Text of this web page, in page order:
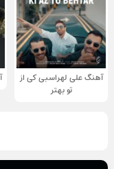
آهنگ علی لهراسبی کی از
تو ‌بهتر